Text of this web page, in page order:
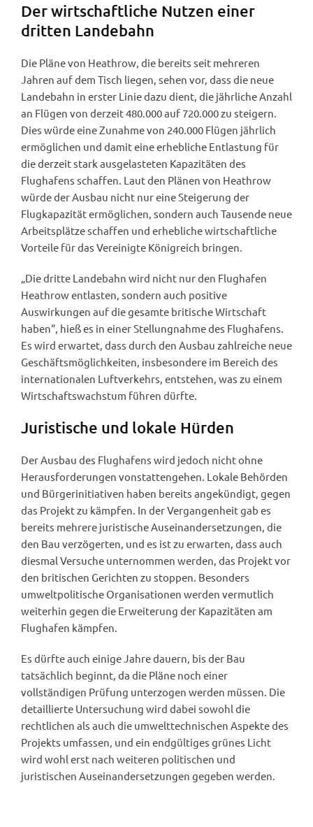
Der wirtschaftliche Nutzen einer
dritten Landebahn
Die Pläne von Heathrow, die bereits seit mehreren
Jahren auf dem Tisch liegen, sehen vor, dass die neue
Landebahn in erster Linie dazu dient, die jährliche Anzahl
an Flügen von derzeit 480.000 auf 720.000 zu steigern.
Dies würde eine Zunahme von 240.000 Flügen jährlich
ermöglichen und damit eine erhebliche Entlastung für
die derzeit stark ausgelasteten Kapazitäten des
Flughafens schaffen. Laut den Plänen von Heathrow
würde der Ausbau nicht nur eine Steigerung der
Flugkapazität ermöglichen, sondern auch Tausende neue
Arbeitsplätze schaffen und erhebliche wirtschaftliche
Vorteile für das Vereinigte Königreich bringen.
„Die dritte Landebahn wird nicht nur den Flughafen
Heathrow entlasten, sondern auch positive
Auswirkungen auf die gesamte britische Wirtschaft
haben“, hieß es in einer Stellungnahme des Flughafens.
Es wird erwartet, dass durch den Ausbau zahlreiche neue
Geschäftsmöglichkeiten, insbesondere im Bereich des
internationalen Luftverkehrs, entstehen, was zu einem
Wirtschaftswachstum führen dürfte.
Juristische und lokale Hürden
Der Ausbau des Flughafens wird jedoch nicht ohne
Herausforderungen vonstattengehen. Lokale Behörden
und Bürgerinitiativen haben bereits angekündigt, gegen
das Projekt zu kämpfen. In der Vergangenheit gab es
bereits mehrere juristische Auseinandersetzungen, die
den Bau verzögerten, und es ist zu erwarten, dass auch
diesmal Versuche unternommen werden, das Projekt vor
den britischen Gerichten zu stoppen. Besonders
umweltpolitische Organisationen werden vermutlich
weiterhin gegen die Erweiterung der Kapazitäten am
Flughafen kämpfen.
Es dürfte auch einige Jahre dauern, bis der Bau
tatsächlich beginnt, da die Pläne noch einer
vollständigen Prüfung unterzogen werden müssen. Die
detaillierte Untersuchung wird dabei sowohl die
rechtlichen als auch die umwelttechnischen Aspekte des
Projekts umfassen, und ein endgültiges grünes Licht
wird wohl erst nach weiteren politischen und
juristischen Auseinandersetzungen gegeben werden.